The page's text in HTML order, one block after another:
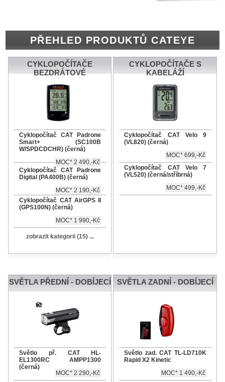
PŘEHLED PRODUKTŮ CATEYE
CYKLOPOČÍTAČE
BEZDRÁTOVÉ
Cyklopočítač CAT Padrone
Smart+ (SC100B
W/SPDCDCHR) (černá)
MOC* 2 490,-Kč
Cyklopočítač CAT Padrone
Digital (PA400B) (černá)
MOC* 2 190,-Kč
Cyklopočítač CAT AirGPS II
(GPS100N) (černá)
MOC* 1 990,-Kč
zobrazit kategorii (15) ...
CYKLOPOČÍTAČE S
KABELÁŽÍ
Cyklopočítač CAT Velo 9
(VL820) (černá)
MOC* 699,-Kč
Cyklopočítač CAT Velo 7
(VL520) (černá/stříbrná)
MOC* 499,-Kč
SVĚTLA PŘEDNÍ - DOBÍJECÍ
Světlo př. CAT HL-
EL1300RC AMPP1300
(černá)
MOC* 2 290,-Kč
SVĚTLA ZADNÍ - DOBÍJECÍ
Světlo zad. CAT TL-LD710K
Rapid X2 Kinetic
MOC* 1 490,-Kč